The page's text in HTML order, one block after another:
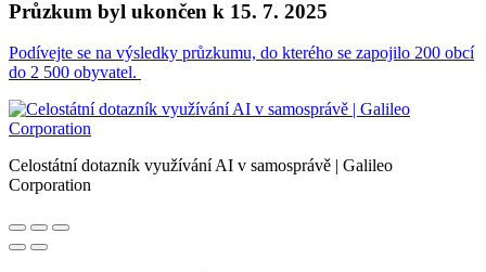
Průzkum byl ukončen k 15. 7. 2025
Podívejte se na výsledky průzkumu, do kterého se zapojilo 200 obcí
do 2 500 obyvatel.
Celostátní dotazník využívání AI v samosprávě | Galileo
Corporation